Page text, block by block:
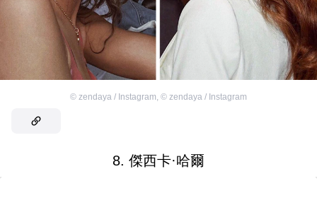
© zendaya / Instagram, © zendaya / Instagram
8. 傑西卡·哈爾